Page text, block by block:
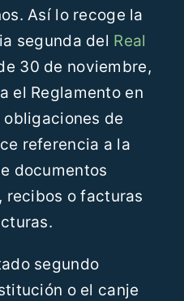
Así lo recoge la
segunda del Real
30 de noviembre,
el Reglamento en
de
referencia a la
documentos
o facturas
segundo
o el canje